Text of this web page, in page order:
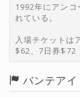
1992年にアン
れている。
入場チケットは
$62、7日券$72
バンテア